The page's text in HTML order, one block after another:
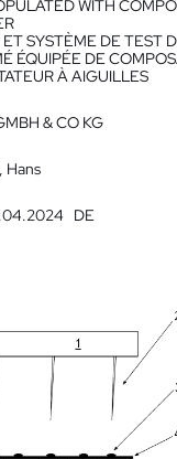
WITH
SYSTÈME DE TEST
ÉQUIPÉE DE
À AIGUILLES
& CO KG
Hans
DE